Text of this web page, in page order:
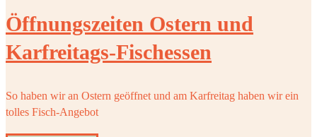
Öffnungszeiten Ostern und
Karfreitags-Fischessen
So haben wir an Ostern geöffnet und am Karfreitag haben wir ein
tolles Fisch-Angebot